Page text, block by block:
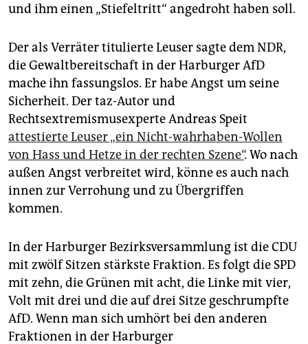
und ihm einen „Stiefeltritt“ angedroht haben soll.
Der als Verräter titulierte Leuser sagte dem NDR,
die Gewaltbereitschaft in der Harburger AfD
mache ihn fassungslos. Er habe Angst um seine
Sicherheit. Der taz-Autor und
Rechtsextremismusexperte Andreas Speit
attestierte Leuser „ein Nicht-wahrhaben-Wollen
von Hass und Hetze in der rechten Szene“. Wo nach
außen Angst verbreitet wird, könne es auch nach
innen zur Verrohung und zu Übergriffen
kommen.
In der Harburger Bezirksversammlung ist die CDU
mit zwölf Sitzen stärkste Fraktion. Es folgt die SPD
mit zehn, die Grünen mit acht, die Linke mit vier,
Volt mit drei und die auf drei Sitze geschrumpfte
AfD. Wenn man sich umhört bei den anderen
Fraktionen in der Harburger